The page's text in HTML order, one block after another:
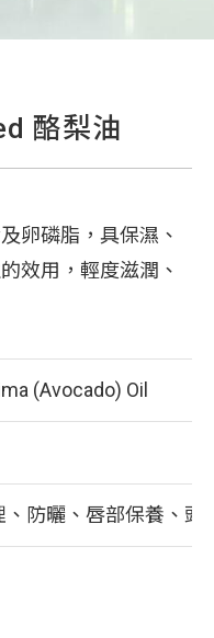
酪梨油
卵磷脂，具保濕、
效用，輕度滋潤、
(Avocado) Oil
防曬、唇部保養、頭